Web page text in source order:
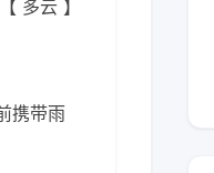
多云 】
携带雨